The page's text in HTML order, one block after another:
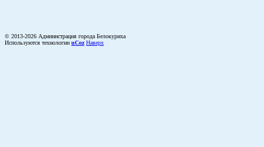
© 2013-2026 Администрация города Белокуриха
Используются технологии uCoz Наверх